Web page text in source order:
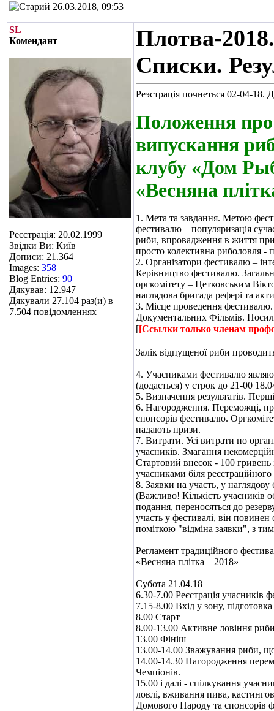
26.03.2018, 09:53
SL
Комендант
Реєстрація: 20.02.1999
Звідки Ви: Київ
Дописи: 21.364
Images: 358
Blog Entries: 90
Дякував: 12.947
Дякували 27.104 раз(и) в
7.504 повідомленнях
Плотва-
Списки.
Реэстрація почнеться 02-04-18.
Положення про
випускання
клубу «Дом
«Весняна
1. Мета та завдання. Метою
фестивалю – популяризація
риби, впровадження в життя
просто колективна риболовля -
2. Організатори фестивалю –
Керівництво фестивалю.
оргкомітету – Цетковським
наглядова бригада рефері та
3. Місце проведення фестивалю.
Документальних Фільмів.
[[Ссылки только членам
Залік відпущеної риби
4. Учасниками фестивалю
(додається) у строк до 21-00
5. Визначення результатів.
6. Нагородження. Переможці,
спонсорів фестивалю.
надають призи.
7. Витрати. Усі витрати по
учасників. Змагання
Стартовий внесок - 100 гривень
учасниками біля
8. Заявки на участь, у наглядову
(Важливо! Кількість учасників
подання, переносяться до
участь у фестивалі, він
поміткою "відміна заявки", з
Регламент традиційного
«Весняна плітка – 2018»
Субота 21.04.18
6.30-7.00 Реєстрація учасників
7.15-8.00 Вхід у зону, підготовка
8.00 Старт
8.00-13.00 Активне ловіння
13.00 Фініш
13.00-14.00 Зважування риби, що
14.00-14.30 Нагородження
Чемпіонів.
15.00 і далі - спілкування
ловлі, вживання пива,
Домового Народу та спонсорів